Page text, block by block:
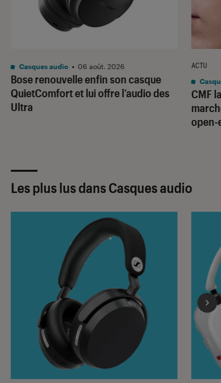
Bose renouvelle enfin son casque
QuietComfort et lui offre l’audio des
Ultra
Casques audio • 06 août. 2026
CMF
open-
ACTU
Les plus lus dans Casques audio